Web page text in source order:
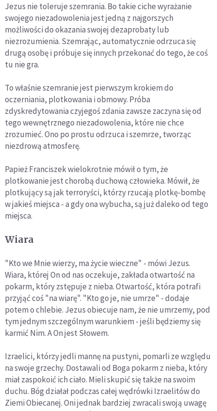
Jezus nie toleruje szemrania. Bo takie ciche wyrażanie
swojego niezadowolenia jest jedną z najgorszych
możliwości do okazania swojej dezaprobaty lub
niezrozumienia. Szemrając, automatycznie odrzuca się
drugą osobę i próbuje się innych przekonać do tego, że coś
tu nie gra.
To właśnie szemranie jest pierwszym krokiem do
oczerniania, plotkowania i obmowy. Próba
zdyskredytowania czyjegoś zdania zawsze zaczyna się od
tego wewnętrznego niezadowolenia, które nie chce
zrozumieć. Ono po prostu odrzuca i szemrze, tworząc
niezdrową atmosferę.
Papież Franciszek wielokrotnie mówił o tym, że
plotkowanie jest chorobą duchową człowieka. Mówił, że
plotkujący są jak terroryści, którzy rzucają plotkę-bombę
w jakieś miejsca - a gdy ona wybucha, są już daleko od tego
miejsca.
Wiara
"Kto we Mnie wierzy, ma życie wieczne" - mówi Jezus.
Wiara, której On od nas oczekuje, zakłada otwartość na
pokarm, który zstępuje z nieba. Otwartość, która potrafi
przyjąć coś "na wiarę". "Kto go je, nie umrze" - dodaje
potem o chlebie. Jezus obiecuje nam, że nie umrzemy, pod
tym jednym szczególnym warunkiem - jeśli będziemy się
karmić Nim. A On jest Słowem.
Izraelici, którzy jedli mannę na pustyni, pomarli ze względu
na swoje grzechy. Dostawali od Boga pokarm z nieba, który
miał zaspokoić ich ciało. Mieli skupić się także na swoim
duchu. Bóg działał podczas całej wędrówki Izraelitów do
Ziemi Obiecanej. Oni jednak bardziej zwracali swoją uwagę